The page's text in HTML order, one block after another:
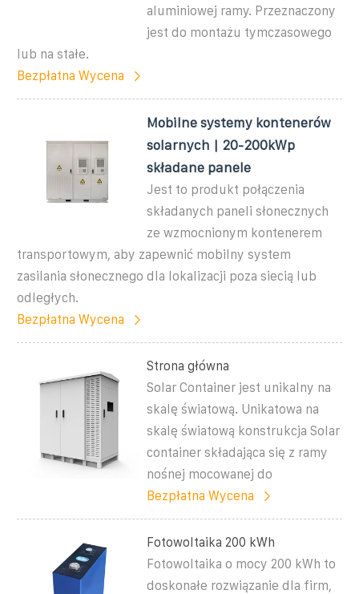
aluminiowej ramy. Przeznaczony
jest do montażu tymczasowego
lub na stałe.
Bezpłatna Wycena
Mobilne systemy kontenerów
solarnych | 20-200kWp
składane panele
Jest to produkt połączenia
składanych paneli słonecznych
ze wzmocnionym kontenerem
transportowym, aby zapewnić mobilny system
zasilania słonecznego dla lokalizacji poza siecią lub
odległych.
Bezpłatna Wycena
Strona główna
Solar Container jest unikalny na
skalę światową. Unikatowa na
skalę światową konstrukcja Solar
container składająca się z ramy
nośnej mocowanej do
Bezpłatna Wycena
Fotowoltaika 200 kWh
Fotowoltaika o mocy 200 kWh to
doskonałe rozwiązanie dla firm,